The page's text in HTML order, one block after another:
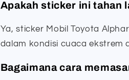
Apakah sticker ini tahan
Ya, sticker Mobil Toyota
dalam kondisi cuaca ekstrem
Bagaimana cara